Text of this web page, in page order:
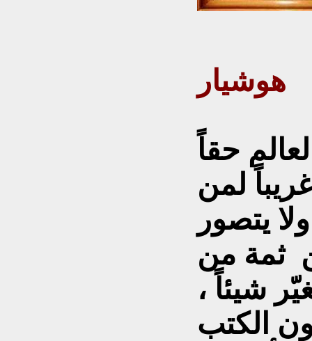
هوشيار
حقاً
لمن
يتصور
ثمة من
شيئاً ،
الكتب